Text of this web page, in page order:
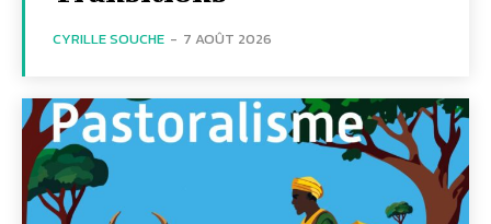
CYRILLE SOUCHE - 7 AOÛT 2026